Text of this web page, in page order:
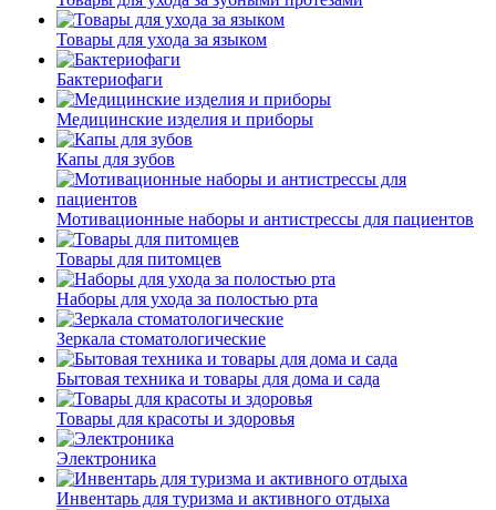
Товары для ухода за языком
Бактериофаги
Медицинские изделия и приборы
Капы для зубов
Мотивационные наборы и антистрессы для пациентов
Товары для питомцев
Наборы для ухода за полостью рта
Зеркала стоматологические
Бытовая техника и товары для дома и сада
Товары для красоты и здоровья
Электроника
Инвентарь для туризма и активного отдыха